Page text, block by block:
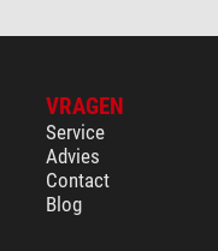
VRAGEN
Service
Advies
Contact
Blog